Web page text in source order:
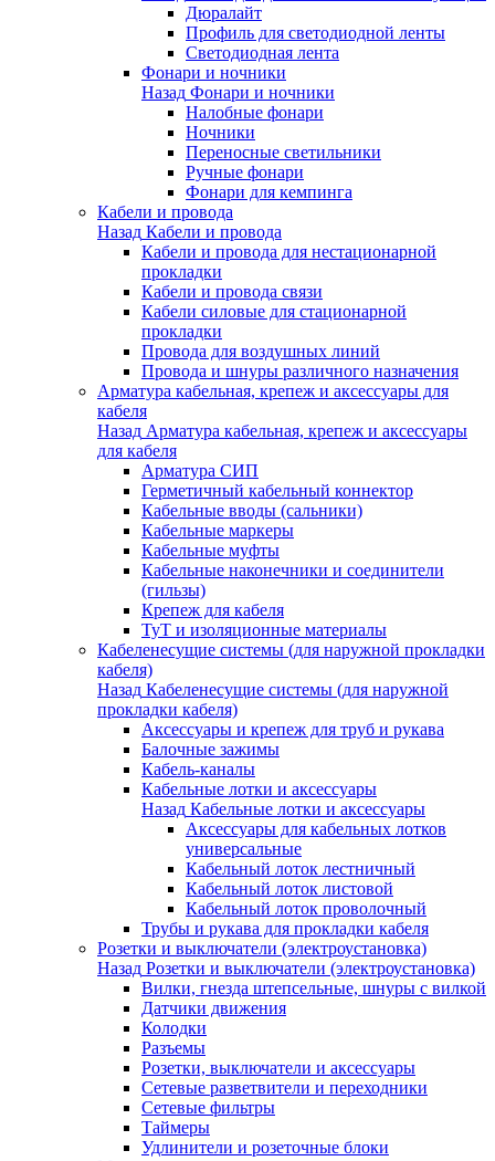
Дюралайт
Профиль для светодиодной ленты
Светодиодная лента
Фонари и ночники
Назад Фонари и ночники
Налобные фонари
Ночники
Переносные светильники
Ручные фонари
Фонари для кемпинга
Кабели и провода
Назад Кабели и провода
Кабели и провода для нестационарной
прокладки
Кабели и провода связи
Кабели силовые для стационарной
прокладки
Провода для воздушных линий
Провода и шнуры различного назначения
Арматура кабельная, крепеж и аксессуары для
кабеля
Назад Арматура кабельная, крепеж и аксессуары
для кабеля
Арматура СИП
Герметичный кабельный коннектор
Кабельные вводы (сальники)
Кабельные маркеры
Кабельные муфты
Кабельные наконечники и соединители
(гильзы)
Крепеж для кабеля
ТуТ и изоляционные материалы
Кабеленесущие системы (для наружной прокладки
кабеля)
Назад Кабеленесущие системы (для наружной
прокладки кабеля)
Аксессуары и крепеж для труб и рукава
Балочные зажимы
Кабель-каналы
Кабельные лотки и аксессуары
Назад Кабельные лотки и аксессуары
Аксессуары для кабельных лотков
универсальные
Кабельный лоток лестничный
Кабельный лоток листовой
Кабельный лоток проволочный
Трубы и рукава для прокладки кабеля
Розетки и выключатели (электроустановка)
Назад Розетки и выключатели (электроустановка)
Вилки, гнезда штепсельные, шнуры с вилкой
Датчики движения
Колодки
Разъемы
Розетки, выключатели и аксессуары
Сетевые разветвители и переходники
Сетевые фильтры
Таймеры
Удлинители и розеточные блоки